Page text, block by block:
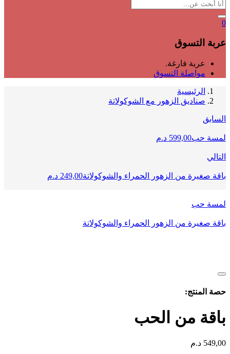
0
عربة التسوق
عربة فارغة.
مواصلة التسوق
الرئيسية
صناديق الزهور مع الشوكولاتة
السابق
لمسة حب599,00 د.م
التالي
باقة صغيرة من الزهور الحمراء والشوكولاتة249,00 د.م
لمسة حب
باقة صغيرة من الزهور الحمراء والشوكولاتة
حصة المنتج:
باقة من الحب
549,00 د.م